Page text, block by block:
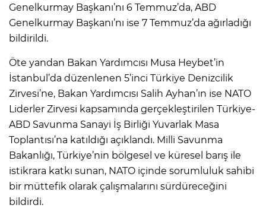
Genelkurmay Başkanı’nı 6 Temmuz’da, ABD
Genelkurmay Başkanı’nı ise 7 Temmuz’da ağırladığı
bildirildi.
Öte yandan Bakan Yardımcısı Musa Heybet’in
İstanbul’da düzenlenen 5’inci Türkiye Denizcilik
Zirvesi’ne, Bakan Yardımcısı Salih Ayhan’ın ise NATO
Liderler Zirvesi kapsamında gerçekleştirilen Türkiye-
ABD Savunma Sanayi İş Birliği Yuvarlak Masa
Toplantısı’na katıldığı açıklandı. Milli Savunma
Bakanlığı, Türkiye’nin bölgesel ve küresel barış ile
istikrara katkı sunan, NATO içinde sorumluluk sahibi
bir müttefik olarak çalışmalarını sürdüreceğini
bildirdi.